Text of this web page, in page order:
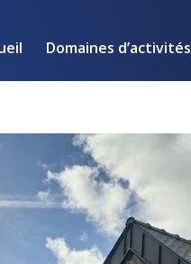
Domaines d’activités